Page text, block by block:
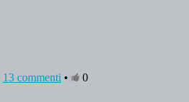
13 commenti •
0